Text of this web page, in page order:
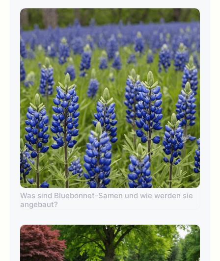
Was sind Bluebonnet-Samen und wie werden sie
angebaut?